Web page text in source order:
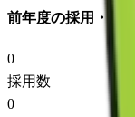
前年度の採用・退職
0
採用数
0